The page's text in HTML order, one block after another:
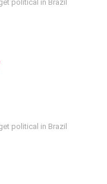
political in Brazil
political in Brazil